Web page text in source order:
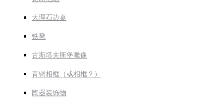
大理石边桌
铁凳
古斯塔夫斯堡雕像
青铜相框（或相框？）
陶器装饰物